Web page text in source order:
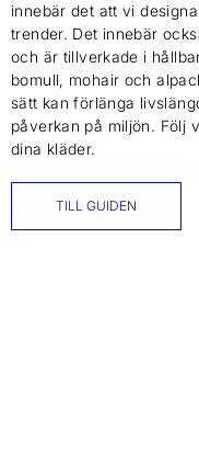
innebär det att vi
trender. Det innebär
och är tillverkade i
bomull, mohair och
sätt kan förlänga
påverkan på miljön. Följ
dina kläder.
TILL GUIDEN